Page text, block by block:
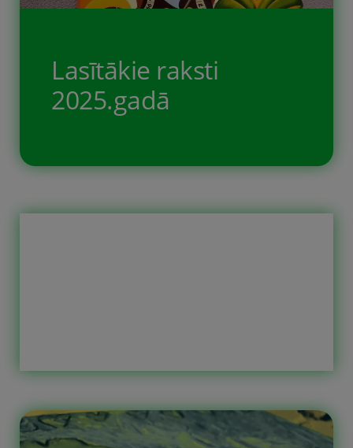
objekti un sāna kolonā jāieraksta
objektu skats attiecīgajā tukšajā ailē.
Šie uzdevumi māca / trenē bērna […]
Lasītākie raksti
2025.gadā
Mūsu 2025. gada labākie raksti –
noderējis.